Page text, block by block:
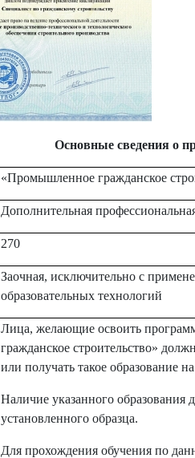
Основные сведения о
«Промышленное гражданское
Дополнительная
270
Заочная, исключительно с
образовательных технологий
Лица, желающие освоить
гражданское строительство»
или получать такое образование
Наличие указанного образования
установленного образца.
Для прохождения обучения по